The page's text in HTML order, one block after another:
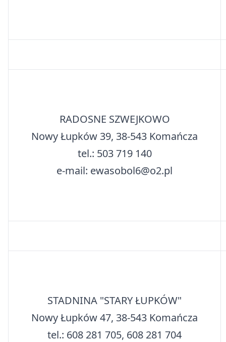
RADOSNE SZWEJKOWO
Nowy Łupków 39, 38-543 Komańcza
tel.: 503 719 140
e-mail: ewasobol6@o2.pl
STADNINA "STARY ŁUPKÓW"
Nowy Łupków 47, 38-543 Komańcza
tel.: 608 281 705, 608 281 704